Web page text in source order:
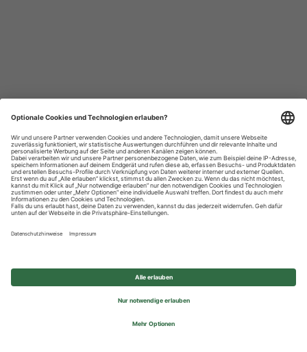
Datenschutzhinweise
Impressum
Privatsphäre-Einstellungen
© 2026 REWE Group - All rights reserved